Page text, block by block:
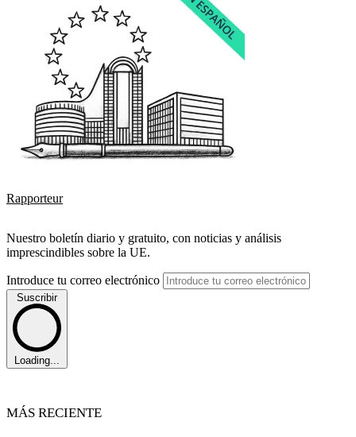
Rapporteur
Nuestro boletín diario y gratuito, con noticias y análisis
imprescindibles sobre la UE.
Introduce tu correo electrónico
Suscribir
Loading...
MÁS RECIENTE